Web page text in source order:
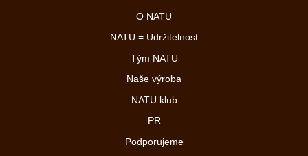
O NATU
NATU = Udržitelnost
Tým NATU
Naše výroba
NATU klub
PR
Podporujeme